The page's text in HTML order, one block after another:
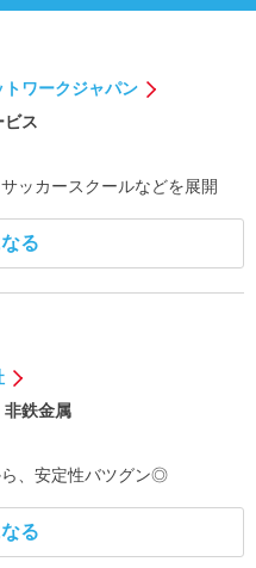
ワークジャパン
ビス
ッカースクールなどを展開
る
非鉄金属
、安定性バツグン◎
る